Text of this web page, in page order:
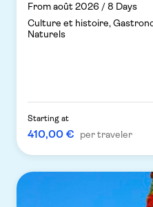
From août 2026 / 8 Days
Culture et histoire,
Naturels
Starting at
410,00 € per traveler